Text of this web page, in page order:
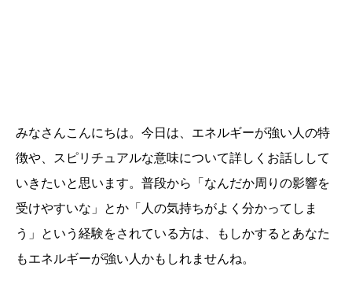
みなさんこんにちは。今日は、エネルギーが強い人の特
徴や、スピリチュアルな意味について詳しくお話しして
いきたいと思います。普段から「なんだか周りの影響を
受けやすいな」とか「人の気持ちがよく分かってしま
う」という経験をされている方は、もしかするとあなた
もエネルギーが強い人かもしれませんね。